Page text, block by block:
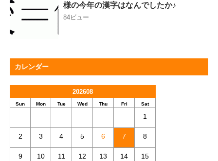
様の今年の漢字はなんでしたか♪
84ビュー
カレンダー
202608
Sun Mon Tue Wed Thu Fri Sat
1
2 3 4 5 6 7 8
9 10 11 12 13 14 15